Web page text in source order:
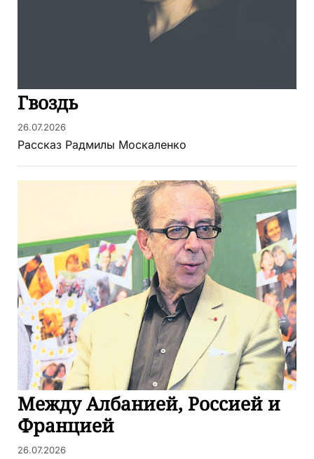
Гвоздь
26.07.2026
Рассказ Радмилы Москаленко
Между Албанией, Россией и
Францией
26.07.2026